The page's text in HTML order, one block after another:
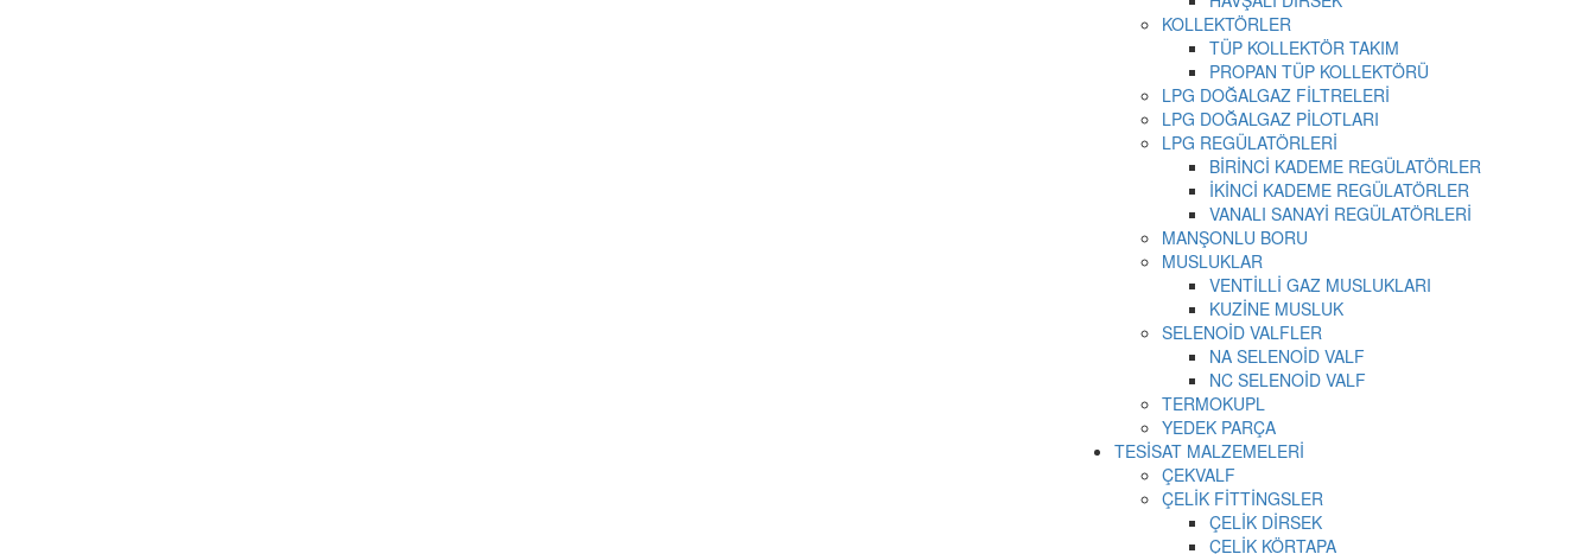
KOLLEKTÖRLER
TÜP KOLLEKTÖR TAKIM
PROPAN TÜP KOLLEKTÖRÜ
LPG DOĞALGAZ FİLTRELERİ
LPG DOĞALGAZ PİLOTLARI
LPG REGÜLATÖRLERİ
BİRİNCİ KADEME REGÜLATÖRLER
İKİNCİ KADEME REGÜLATÖRLER
VANALI SANAYİ REGÜLATÖRLERİ
MANŞONLU BORU
MUSLUKLAR
VENTİLLİ GAZ MUSLUKLARI
KUZİNE MUSLUK
SELENOİD VALFLER
NA SELENOİD VALF
NC SELENOİD VALF
TERMOKUPL
YEDEK PARÇA
TESİSAT MALZEMELERİ
ÇEKVALF
ÇELİK FİTTİNGSLER
ÇELİK DİRSEK
ÇELİK KÖRTAPA